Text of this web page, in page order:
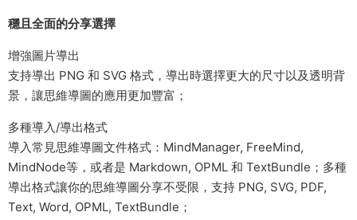
穩且全面的分享選擇
增強圖片導出
支持導出 PNG 和 SVG 格式，導出時選擇更大的尺寸以及透明背
景，讓思維導圖的應用更加豐富；
多種導入/導出格式
導入常見思維導圖文件格式：MindManager, FreeMind,
MindNode等，或者是 Markdown, OPML 和 TextBundle；多種
導出格式讓你的思維導圖分享不受限，支持 PNG, SVG, PDF,
Text, Word, OPML, TextBundle；